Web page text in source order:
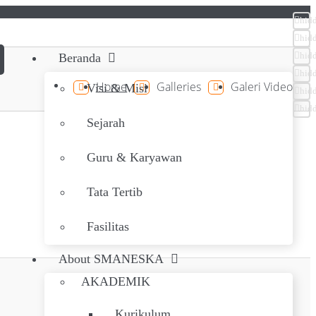
Beranda
Visi & Misi
Sejarah
Guru & Karyawan
Tata Tertib
Fasilitas
About SMANESKA
AKADEMIK
Home Galleries Galeri Video